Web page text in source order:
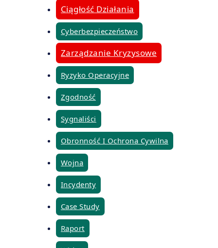
Ciągłość Działania
Cyberbezpieczeństwo
Zarządzanie Kryzysowe
Ryzyko Operacyjne
Zgodność
Sygnaliści
Obronność I Ochrona Cywilna
Wojna
Incydenty
Case Study
Raport